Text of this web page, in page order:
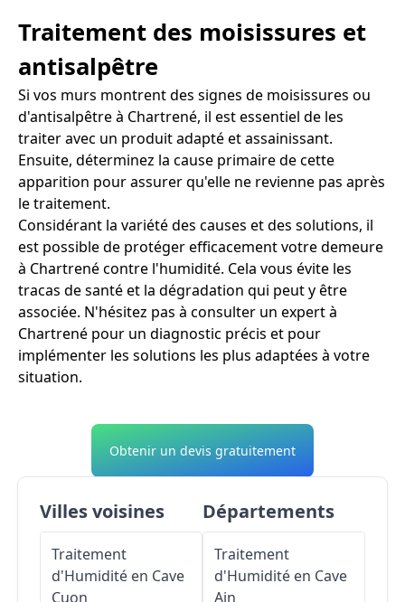
Traitement des moisissures et
antisalpêtre
Si vos murs montrent des signes de moisissures ou
d'antisalpêtre à Chartrené, il est essentiel de les
traiter avec un produit adapté et assainissant.
Ensuite, déterminez la cause primaire de cette
apparition pour assurer qu'elle ne revienne pas après
le traitement.
Considérant la variété des causes et des solutions, il
est possible de protéger efficacement votre demeure
à Chartrené contre l'humidité. Cela vous évite les
tracas de santé et la dégradation qui peut y être
associée. N'hésitez pas à consulter un expert à
Chartrené pour un diagnostic précis et pour
implémenter les solutions les plus adaptées à votre
situation.
Obtenir un devis gratuitement
Villes voisines
Traitement
d'Humidité en Cave
Cuon
Départements
Traitement
d'Humidité en Cave
Ain